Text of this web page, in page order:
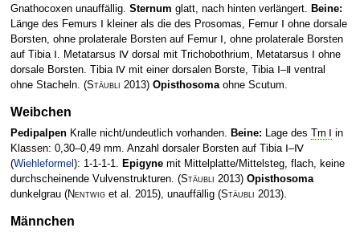
Gnathocoxen unauffällig. Sternum glatt, nach hinten verlängert.
Beine:
Länge des Femurs Ⅰ kleiner als die des Prosomas, Femur Ⅰ ohne dorsale
Borsten, ohne prolaterale Borsten auf Femur Ⅰ, ohne prolaterale Borsten
auf Tibia Ⅰ. Metatarsus Ⅳ dorsal mit Trichobothrium, Metatarsus Ⅰ ohne
dorsale Borsten. Tibia Ⅳ mit einer dorsalen Borste, Tibia Ⅰ–Ⅱ ventral
ohne Stacheln. (Stäubli 2013) Opisthosomaohne Scutum.
Weibchen
PedipalpenKralle nicht/undeutlich vorhanden. Beine: Lage des Tm Ⅰ
in
Klassen: 0,30–0,49 mm. Anzahl dorsaler Borsten auf Tibia Ⅰ–Ⅳ
(Wiehleformel ): 1-1-1-1. Epigynemit Mittelplatte/Mittelsteg, flach, keine
durchscheinende Vulvenstrukturen. (Stäubli 2013) Opisthosoma
dunkelgrau (Nentwiget al. 2015), unauffällig (Stäubli 2013).
Männchen